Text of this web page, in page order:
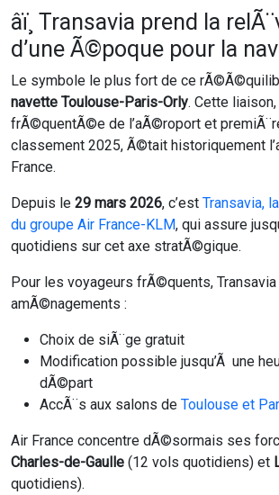
âï¸ Transavia prend la
d’une Ã©poque pour la
Le symbole le plus fort de ce
navette Toulouse-Paris-Orly. Cette
frÃ©quentÃ©e de l’aÃ©roport et
classement 2025, Ã©tait historiquement
France.
Depuis le 29 mars 2026, c’est Transavia,
du groupe Air France-KLM, qui assure
quotidiens sur cet axe stratÃ©gique.
Pour les voyageurs frÃ©quents,
amÃ©nagements :
Choix de siÃ¨ge gratuit
Modification possible jusqu’Ã une
dÃ©part
AccÃ¨s aux salons de Toulouse et
Air France concentre dÃ©sormais ses
Charles-de-Gaulle (12 vols quotidiens) et
quotidiens).